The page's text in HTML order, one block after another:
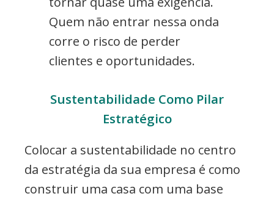
Quem não entrar nessa onda
corre o risco de perder
clientes e oportunidades.
Sustentabilidade Como Pilar
Estratégico
Colocar a sustentabilidade no centro
da estratégia da sua empresa é como
construir uma casa com uma base